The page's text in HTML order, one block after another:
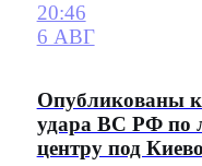
20:46
6 АВГ
Опубликованы
удара ВС РФ по
центру под